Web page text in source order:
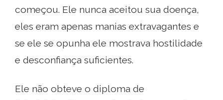
começou. Ele nunca aceitou sua doença,
eles eram apenas manias extravagantes e
se ele se opunha ele mostrava hostilidade
e desconfiança suficientes.
Ele não obteve o diploma de